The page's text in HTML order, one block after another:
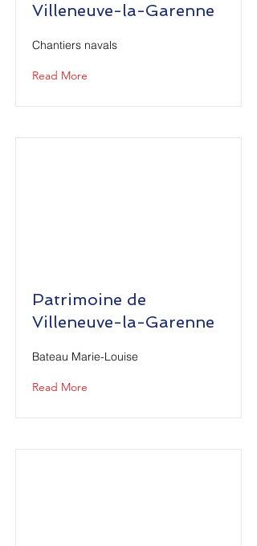
Villeneuve-la-Garenne
Chantiers navals
Read More
Patrimoine de
Villeneuve-la-Garenne
Bateau Marie-Louise
Read More